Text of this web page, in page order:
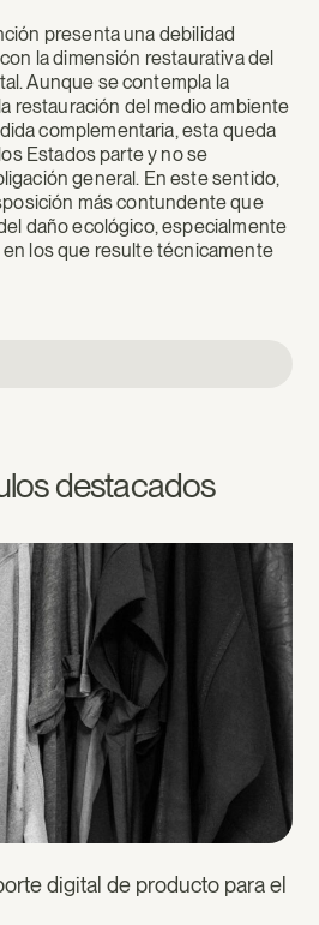
presenta una debilidad
la dimensión restaurativa del
Aunque se contempla la
restauración del medio ambiente
complementaria, esta queda
Estados parte y no se
general. En este sentido,
más contundente que
daño ecológico, especialmente
los que resulte técnicamente
destacados
digital de producto para el